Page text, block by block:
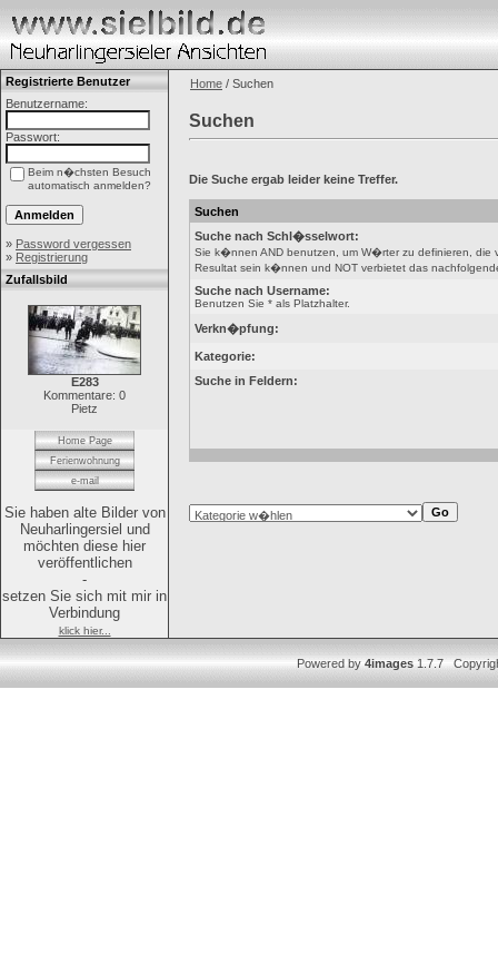
Registrierte Benutzer
Benutzername:
Passwort:
Beim n�chsten Besuch
automatisch anmelden?
» Password vergessen
» Registrierung
Zufallsbild
E283
Kommentare: 0
Pietz
Home Page
Ferienwohnung
e-mail
Sie haben alte Bilder von
Neuharlingersiel und
möchten diese hier
veröffentlichen
-
setzen Sie sich mit mir in
Verbindung
klick hier...
Home / Suchen
Suchen
Die Suche ergab leider keine Treffer.
Suchen
Suche nach Schl�sselwort:
Sie k�nnen AND benutzen, um W�rter zu definieren,
Resultat sein k�nnen und NOT verbietet das
Suche nach Username:
Benutzen Sie * als Platzhalter.
Verkn�pfung:
Kategorie:
Suche in Feldern:
Powered by4images1.7.7